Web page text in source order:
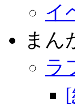
イ
まん
ラ